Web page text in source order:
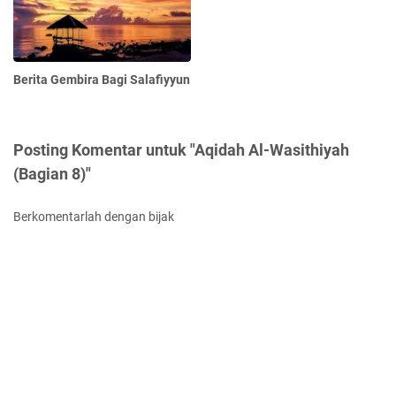
Berita Gembira Bagi Salafiyyun
Posting Komentar untuk "Aqidah Al-Wasithiyah
(Bagian 8)"
Berkomentarlah dengan bijak